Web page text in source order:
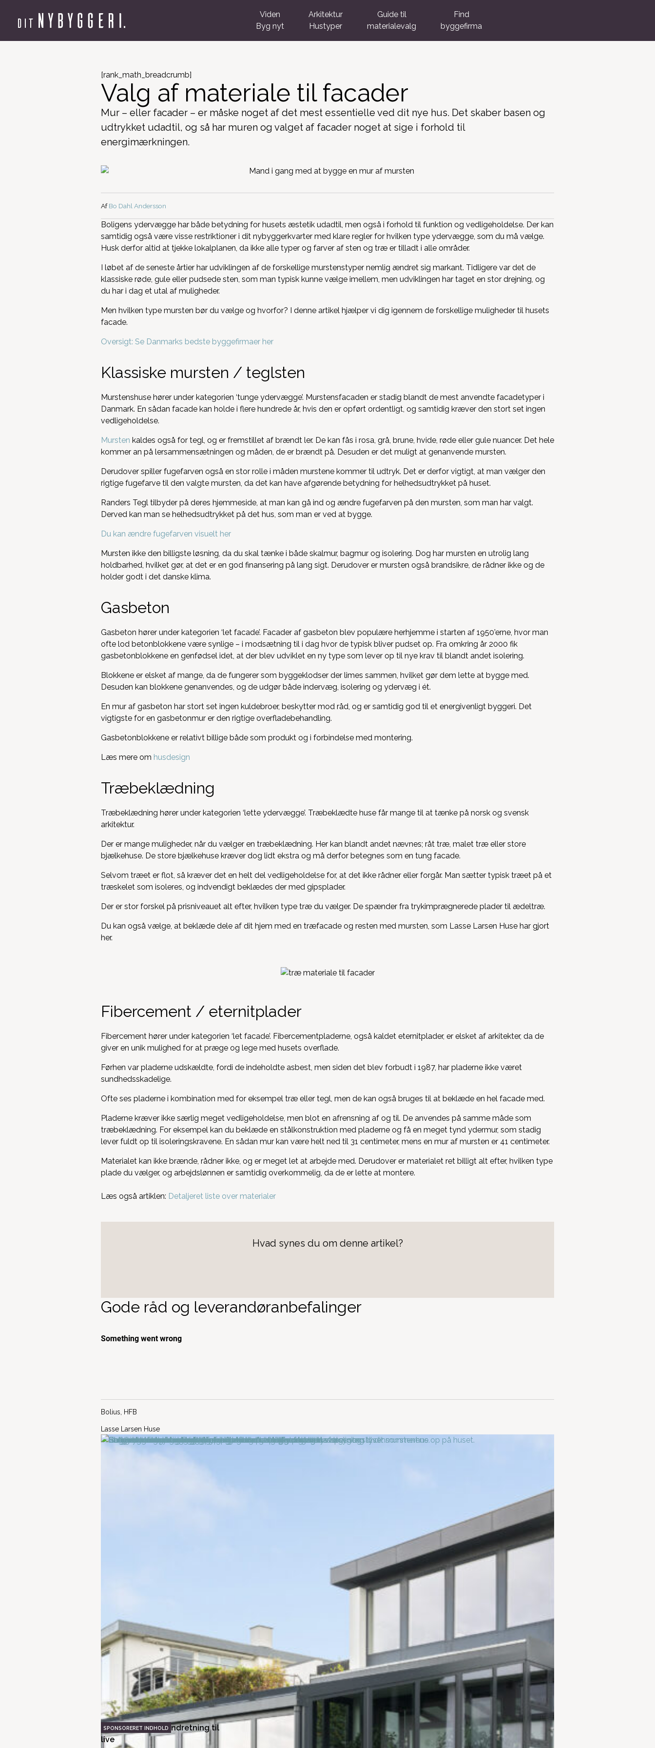
Viden
Byg nyt
Arkitektur
Hustyper
Guide til
materialevalg
Find
byggefirma
[rank_math_breadcrumb]
Valg af materiale til facader
Mur – eller facader – er måske noget af det mest essentielle ved dit nye hus. Det skaber basen og
udtrykket udadtil, og så har muren og valget af facader noget at sige i forhold til
energimærkningen.
AfBo Dahl Andersson
Boligens ydervægge har både betydning for husets æstetik udadtil, men også i forhold til funktion og vedligeholdelse. Der kan
samtidig også være visse restriktioner i dit nybyggerkvarter med klare regler for hvilken type ydervægge, som du må vælge.
Husk derfor altid at tjekke lokalplanen, da ikke alle typer og farver af sten og træ er tilladt i alle områder.
I løbet af de seneste årtier har udviklingen af de forskellige murstenstyper nemlig ændret sig markant. Tidligere var det de
klassiske røde, gule eller pudsede sten, som man typisk kunne vælge imellem, men udviklingen har taget en stor drejning, og
du har i dag et utal af muligheder.
Men hvilken type mursten bør du vælge og hvorfor? I denne artikel hjælper vi dig igennem de forskellige muligheder til husets
facade.
Oversigt: Se Danmarks bedste byggefirmaer her
Klassiske mursten / teglsten
Murstenshuse hører under kategorien ‘tunge ydervægge’. Murstensfacaden er stadig blandt de mest anvendte facadetyper i
Danmark. En sådan facade kan holde i flere hundrede år, hvis den er opført ordentligt, og samtidig kræver den stort set ingen
vedligeholdelse.
Mursten kaldes også for tegl, og er fremstillet af brændt ler. De kan fås i rosa, grå, brune, hvide, røde eller gule nuancer. Det hele
kommer an på lersammensætningen og måden, de er brændt på. Desuden er det muligt at genanvende mursten.
Derudover spiller fugefarven også en stor rolle i måden murstene kommer til udtryk. Det er derfor vigtigt, at man vælger den
rigtige fugefarve til den valgte mursten, da det kan have afgørende betydning for helhedsudtrykket på huset.
Randers Tegl tilbyder på deres hjemmeside, at man kan gå ind og ændre fugefarven på den mursten, som man har valgt.
Derved kan man se helhedsudtrykket på det hus, som man er ved at bygge.
Du kan ændre fugefarven visuelt her
Mursten ikke den billigste løsning, da du skal tænke i både skalmur, bagmur og isolering. Dog har mursten en utrolig lang
holdbarhed, hvilket gør, at det er en god finansering på lang sigt. Derudover er mursten også brandsikre, de rådner ikke og de
holder godt i det danske klima.
Gasbeton
Gasbeton hører under kategorien ‘let facade’. Facader af gasbeton blev populære herhjemme i starten af 1950’erne, hvor man
ofte lod betonblokkene være synlige – i modsætning til i dag hvor de typisk bliver pudset op. Fra omkring år 2000 fik
gasbetonblokkene en genfødsel idet, at der blev udviklet en ny type som lever op til nye krav til blandt andet isolering.
Blokkene er elsket af mange, da de fungerer som byggeklodser der limes sammen, hvilket gør dem lette at bygge med.
Desuden kan blokkene genanvendes, og de udgør både indervæg, isolering og ydervæg i ét.
En mur af gasbeton har stort set ingen kuldebroer, beskytter mod råd, og er samtidig god til et energivenligt byggeri. Det
vigtigste for en gasbetonmur er den rigtige overfladebehandling.
Gasbetonblokkene er relativt billige både som produkt og i forbindelse med montering.
Læs mere om husdesign
Træbeklædning
Træbeklædning hører under kategorien ‘lette ydervægge’. Træbeklædte huse får mange til at tænke på norsk og svensk
arkitektur.
Der er mange muligheder, når du vælger en træbeklædning. Her kan blandt andet nævnes; råt træ, malet træ eller store
bjælkehuse. De store bjælkehuse kræver dog lidt ekstra og må derfor betegnes som en tung facade.
Selvom træet er flot, så kræver det en helt del vedligeholdelse for, at det ikke rådner eller forgår. Man sætter typisk træet på et
træskelet som isoleres, og indvendigt beklædes der med gipsplader.
Der er stor forskel på prisniveauet alt efter, hvilken type træ du vælger. De spænder fra trykimprægnerede plader til ædeltræ.
Du kan også vælge, at beklæde dele af dit hjem med en træfacade og resten med mursten, som Lasse Larsen Huse har gjort
her.
Fibercement / eternitplader
Fibercement hører under kategorien ‘let facade’. Fibercementpladerne, også kaldet eternitplader, er elsket af arkitekter, da de
giver en unik mulighed for at præge og lege med husets overflade.
Førhen var pladerne udskældte, fordi de indeholdte asbest, men siden det blev forbudt i 1987, har pladerne ikke været
sundhedsskadelige.
Ofte ses pladerne i kombination med for eksempel træ eller tegl, men de kan også bruges til at beklæde en hel facade med.
Pladerne kræver ikke særlig meget vedligeholdelse, men blot en afrensning af og til. De anvendes på samme måde som
træbeklædning. For eksempel kan du beklæde en stålkonstruktion med pladerne og få en meget tynd ydermur, som stadig
lever fuldt op til isoleringskravene. En sådan mur kan være helt ned til 31 centimeter, mens en mur af mursten er 41 centimeter.
Materialet kan ikke brænde, rådner ikke, og er meget let at arbejde med. Derudover er materialet ret billigt alt efter, hvilken type
plade du vælger, og arbejdslønnen er samtidig overkommelig, da de er lette at montere.
Læs også artiklen: Detaljeret liste over materialer
Hvad synes du om denne artikel?
Gode råd og leverandøranbefalinger
Bolius, HFB
Lasse Larsen Huse
Er jordvarme en god ide? Valg af materiale til facader
Nyt tag: Hvilken type tag skal jeg
Sådan vælger du de rigtige
varmeforsyningsloven
Energivinduer
mindst 50 års levetid
Kan solceller betale sig?
Vælg fuge med omhu – Den
binder det hele sammen
Kunsten at vælge mursten
Bring din terrasseindretning til
live
Sådan vælger du tag til dit
Valg af facade